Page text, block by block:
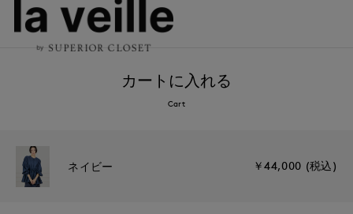
カートに入れる
Cart
ネイビー ￥44,000 (税込)